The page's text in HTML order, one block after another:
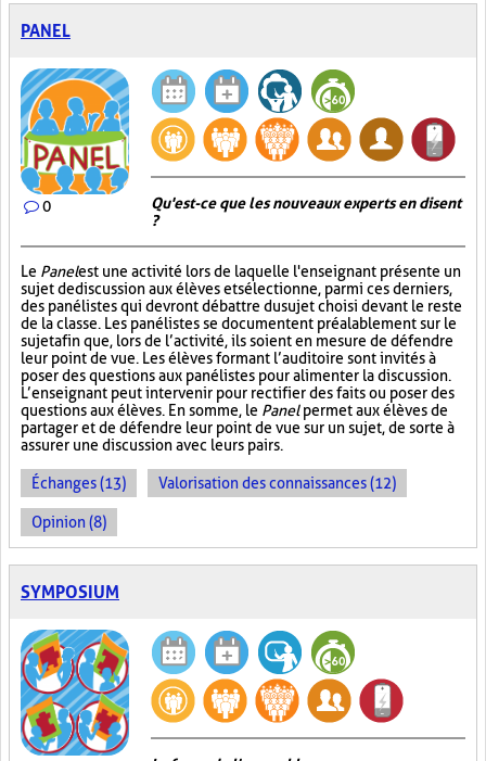
PANEL
0
Qu'est-ce que les nouveaux experts en disent
?
Le Panelest une activité lors de laquelle l'enseignant présente un
sujet de discussion aux élèves et sélectionne, parmi ces derniers,
des panélistes qui devront débattre du sujet choisi devant le reste
de la classe. Les panélistes se documentent préalablement sur le
sujet afin que, lors de l’activité, ils soient en mesure de défendre
leur point de vue. Les élèves formant l’auditoire sont invités à
poser des questions aux panélistes pour alimenter la discussion.
L’enseignant peut intervenir pour rectifier des faits ou poser des
questions aux élèves. En somme, le Panelpermet aux élèves de
partager et de défendre leur point de vue sur un sujet, de sorte à
assurer une discussion avec leurs pairs.
Échanges (13) Valorisation des connaissances (12)
Opinion (8)
SYMPOSIUM